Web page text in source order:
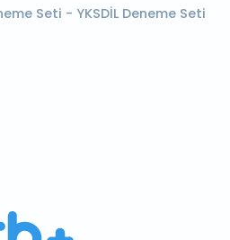
Seti - YKSDİL Deneme Seti